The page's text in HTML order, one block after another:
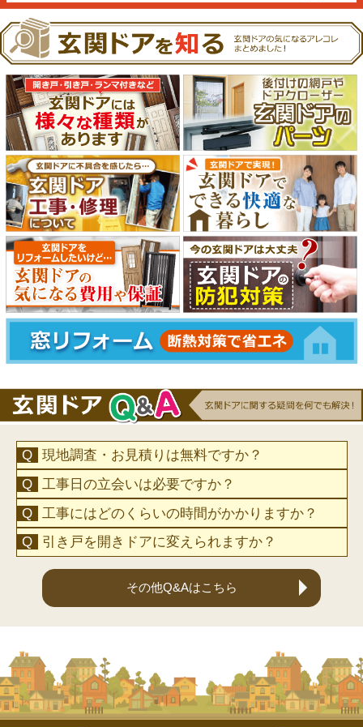
現地調査・お見積りは無料ですか？
工事日の立会いは必要ですか？
工事にはどのくらいの時間がかかりますか？
引き戸を開きドアに変えられますか？
その他Q&Aはこちら